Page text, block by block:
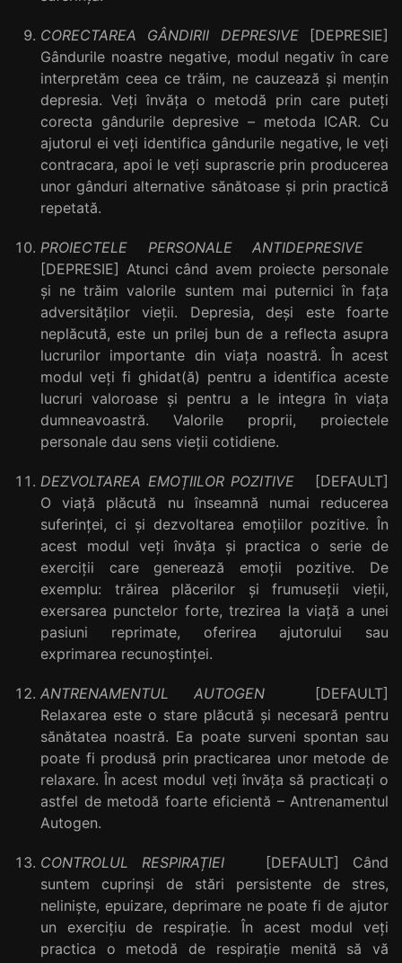
CORECTAREA GÂNDIRII DEPRESIVE[DEPRESIE]
Gândurile noastre negative, modul negativ în care
interpretăm ceea ce trăim, ne cauzează și mențin
depresia. Veți învăța o metodă prin care puteți
corecta gândurile depresive – metoda ICAR. Cu
ajutorul ei veți identifica gândurile negative, le veți
contracara, apoi le veți suprascrie prin producerea
unor gânduri alternative sănătoase și prin practică
repetată.
PROIECTELE PERSONALE ANTIDEPRESIVE
[DEPRESIE] Atunci când avem proiecte personale
și ne trăim valorile suntem mai puternici în fața
adversităților vieții. Depresia, deși este foarte
neplăcută, este un prilej bun de a reflecta asupra
lucrurilor importante din viața noastră. În acest
modul veți fi ghidat(ă) pentru a identifica aceste
lucruri valoroase și pentru a le integra în viața
dumneavoastră. Valorile proprii, proiectele
personale dau sens vieții cotidiene.
DEZVOLTAREA EMOȚIILOR POZITIVE [DEFAULT]
O viață plăcută nu înseamnă numai reducerea
suferinței, ci și dezvoltarea emoțiilor pozitive. În
acest modul veți învăța și practica o serie de
exerciții care generează emoții pozitive. De
exemplu: trăirea plăcerilor și frumuseții vieții,
exersarea punctelor forte, trezirea la viață a unei
pasiuni reprimate, oferirea ajutorului sau
exprimarea recunoștinței.
ANTRENAMENTUL AUTOGEN [DEFAULT]
Relaxarea este o stare plăcută și necesară pentru
sănătatea noastră. Ea poate surveni spontan sau
poate fi produsă prin practicarea unor metode de
relaxare. În acest modul veți învăța să practicați o
astfel de metodă foarte eficientă – Antrenamentul
Autogen.
CONTROLUL RESPIRAȚIEI [DEFAULT] Când
suntem cuprinși de stări persistente de stres,
neliniște, epuizare, deprimare ne poate fi de ajutor
un exercițiu de respirație. În acest modul veți
practica o metodă de respirație menită să vă